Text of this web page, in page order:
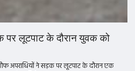
लूटपाट के दौरान युवक को
अपराधियों ने सड़क पर लूटपाट के दौरान एक